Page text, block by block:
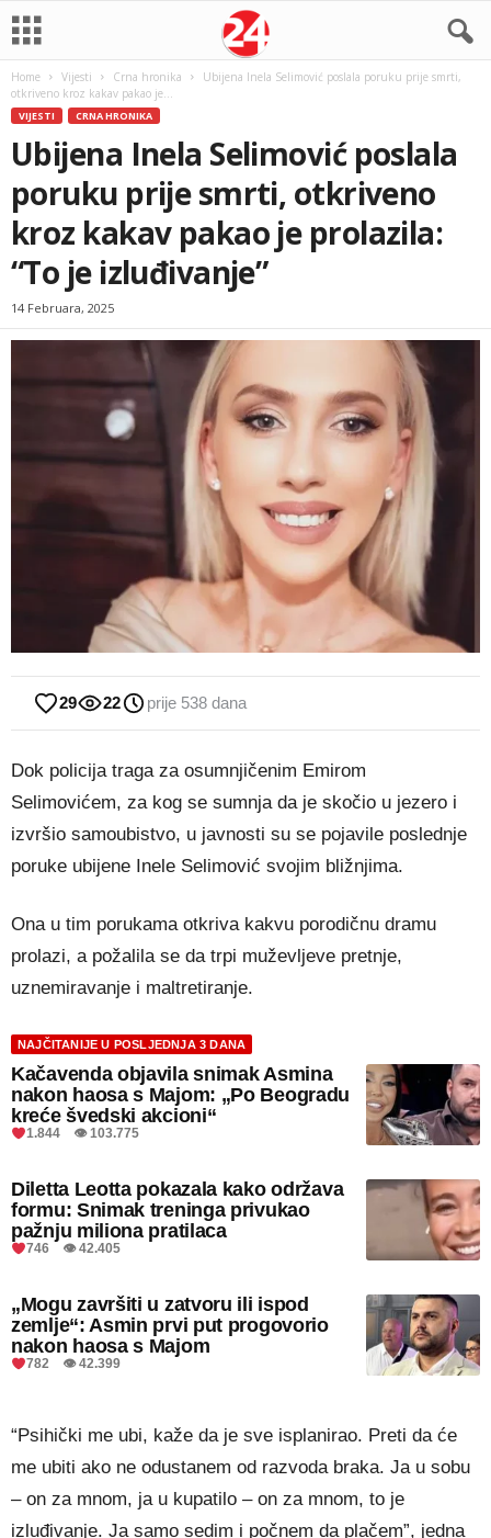
Home Vijesti Crna hronika
Ubijena Inela Selimović poslala poruku prije smrti,
otkriveno kroz kakav pakao je...
VIJESTI CRNA HRONIKA
Ubijena Inela Selimović poslala
poruku prije smrti, otkriveno
kroz kakav pakao je prolazila:
“To je izluđivanje”
14 Februara, 2025
29 22 prije 538 dana
Dok policija traga za osumnjičenim Emirom
Selimovićem, za kog se sumnja da je skočio u jezero i
izvršio samoubistvo, u javnosti su se pojavile poslednje
poruke ubijene Inele Selimović svojim bližnjima.
Ona u tim porukama otkriva kakvu porodičnu dramu
prolazi, a požalila se da trpi muževljeve pretnje,
uznemiravanje i maltretiranje.
NAJČITANIJE U POSLJEDNJA 3 DANA
Kačavenda objavila snimak Asmina
nakon haosa s Majom: „Po Beogradu
kreće švedski akcioni“
1.844 👁 103.775
Diletta Leotta pokazala kako održava
formu: Snimak treninga privukao
pažnju miliona pratilaca
746 👁 42.405
„Mogu završiti u zatvoru ili ispod
zemlje“: Asmin prvi put progovorio
nakon haosa s Majom
782 👁 42.399
“Psihički me ubi, kaže da je sve isplanirao. Preti da će
me ubiti ako ne odustanem od razvoda braka. Ja u sobu
– on za mnom, ja u kupatilo – on za mnom, to je
izluđivanje. Ja samo sedim i počnem da plačem”, jedna